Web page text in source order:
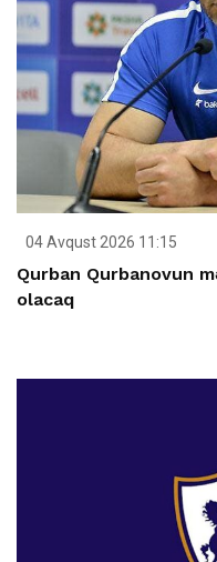
04 Avqust 2026 11:15
Qurban Qurbanovun
olacaq